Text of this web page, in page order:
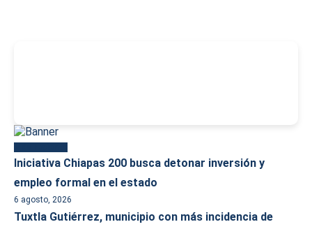
Iniciativa Chiapas 200 busca detonar inversión y
empleo formal en el estado
6 agosto, 2026
Tuxtla Gutiérrez, municipio con más incidencia de